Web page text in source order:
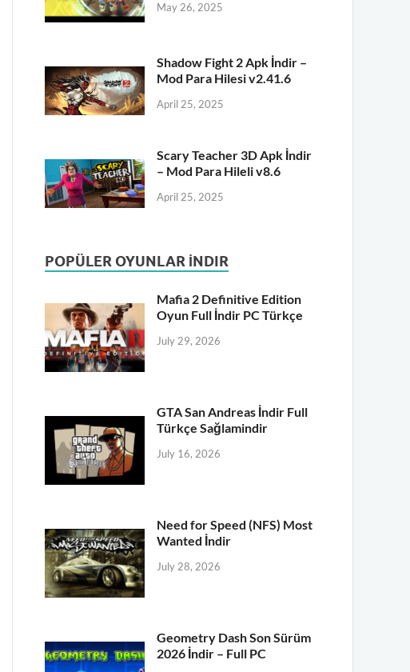
May 26, 2025
Shadow Fight 2 Apk İndir –
Mod Para Hilesi v2.41.6
April 25, 2025
Scary Teacher 3D Apk İndir
– Mod Para Hileli v8.6
April 25, 2025
POPÜLER OYUNLAR İNDIR
Mafia 2 Definitive Edition
Oyun Full İndir PC Türkçe
July 29, 2026
GTA San Andreas İndir Full
Türkçe Sağlamindir
July 16, 2026
Need for Speed (NFS) Most
Wanted İndir
July 28, 2026
Geometry Dash Son Sürüm
2026 İndir – Full PC